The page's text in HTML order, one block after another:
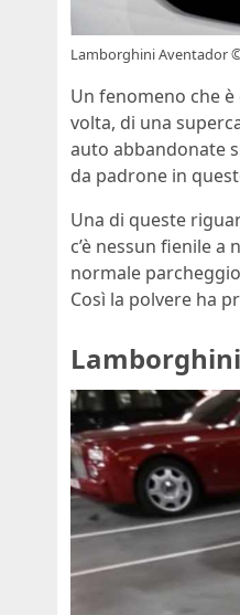
Lamborghini Aventador
Un fenomeno che
volta, di una
auto abbandonate
da padrone in
Una di queste
c’è nessun fienile
normale
Così la polvere ha